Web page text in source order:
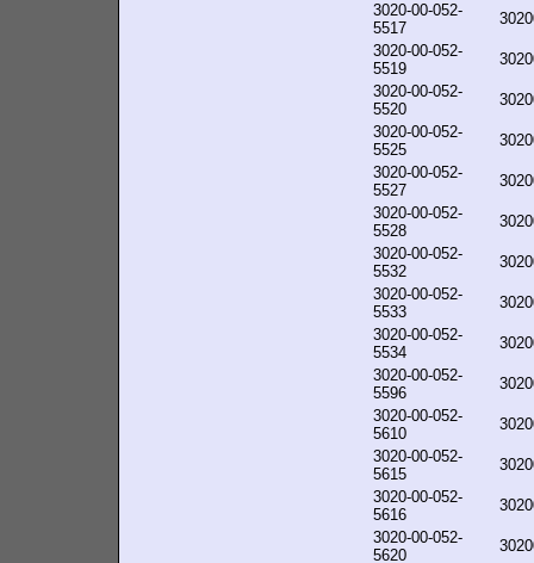
3020-00-052-
5517
3020-00-052-
5519
3020-00-052-
5520
3020-00-052-
5525
3020-00-052-
5527
3020-00-052-
5528
3020-00-052-
5532
3020-00-052-
5533
3020-00-052-
5534
3020-00-052-
5596
3020-00-052-
5610
3020-00-052-
5615
3020-00-052-
5616
3020-00-052-
5620